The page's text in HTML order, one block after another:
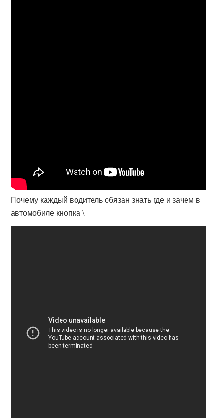
Почему каждый водитель обязан знать где и зачем в
автомобиле кнопка \